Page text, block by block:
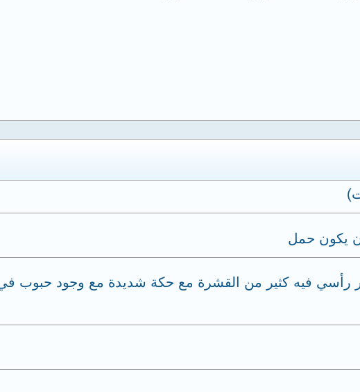
يكون حمل
شعر رأسي فيه كثير من القشرة مع حكة شديدة مع وجود حبوب